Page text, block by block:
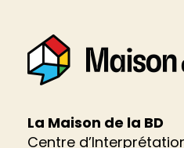
La Maison de la BD
Centre